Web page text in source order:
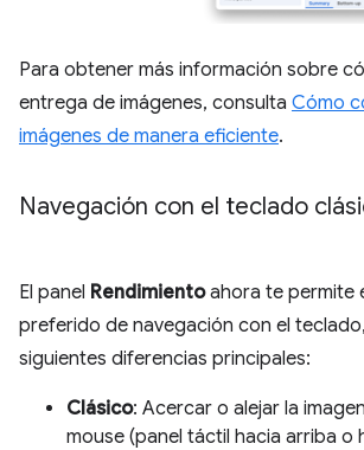
Para obtener más información sobre
entrega de imágenes, consulta Cómo
imágenes de manera eficiente.
Navegación con el teclado
El panel Rendimientoahora te permite
preferido de navegación con el
siguientes diferencias principales:
Clásico: Acercar o alejar la
mouse (panel táctil hacia arriba o